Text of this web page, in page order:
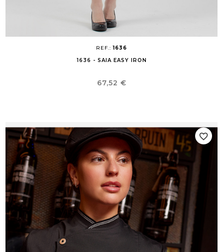
REF.:1636
1636 - SAIA EASY IRON
Preço
67,52 €
favorite_border